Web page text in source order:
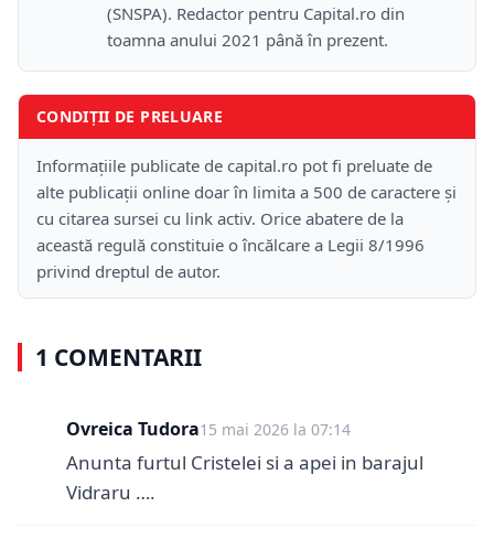
(SNSPA). Redactor pentru Capital.ro din
toamna anului 2021 până în prezent.
CONDIȚII DE PRELUARE
Informațiile publicate de capital.ro pot fi preluate de
alte publicații online doar în limita a 500 de caractere și
cu citarea sursei cu link activ. Orice abatere de la
această regulă constituie o încălcare a Legii 8/1996
privind dreptul de autor.
1 COMENTARII
Ovreica Tudora15 mai 2026 la 07:14
Anunta furtul Cristelei si a apei in barajul
Vidraru ….